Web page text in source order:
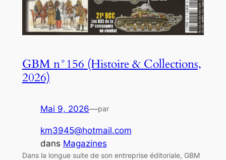
GBM n°156 (Histoire & Collections,
2026)
Mai 9, 2026—par
km3945@hotmail.com
dans Magazines
Dans la longue suite de son entreprise éditoriale, GBM